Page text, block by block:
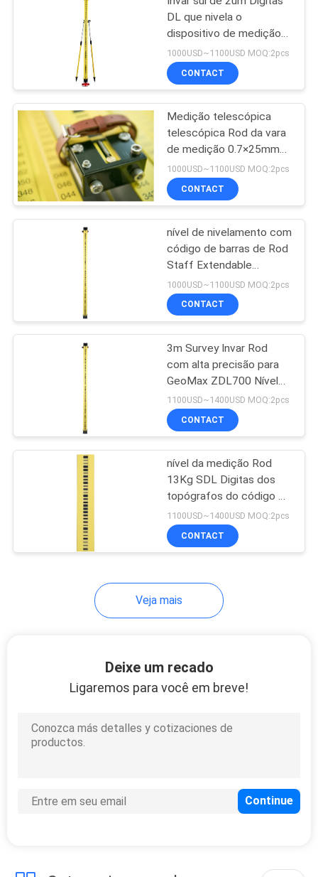
DL que nivela o
dispositivo de medição
de Polo da altura do
pessoal
1000USD~1100USD MOQ:2pcs
CONTACT
Medição telescópica
telescópica Rod da vara
de medição 0.7×25mm
do Invar
1000USD~1100USD MOQ:2pcs
CONTACT
nível de nivelamento com
código de barras de Rod
Staff Extendable
Measuring Pole Digital
do Invar 24Kg de 2m
1000USD~1100USD MOQ:2pcs
CONTACT
3m Survey Invar Rod
com alta precisão para
GeoMax ZDL700 Nível
Digital
1100USD~1400USD MOQ:2pcs
CONTACT
nível da medição Rod
13Kg SDL Digitas dos
topógrafos do código de
barras de 3m duas
partes do caso de
alumínio
1100USD~1400USD MOQ:2pcs
CONTACT
Veja mais
Deixe um recado
Ligaremos para você em breve!